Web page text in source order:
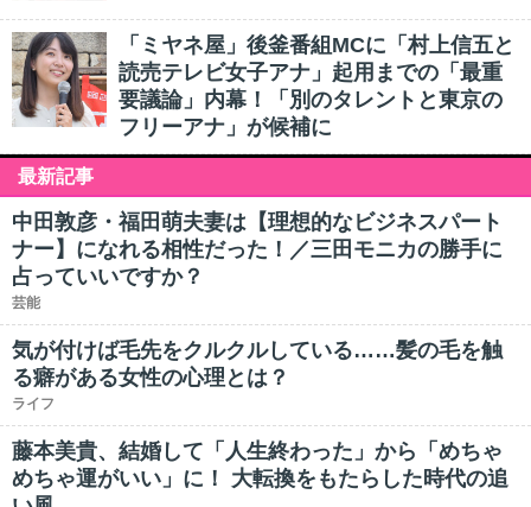
「ミヤネ屋」後釜番組MCに「村上信五と
読売テレビ女子アナ」起用までの「最重
要議論」内幕！「別のタレントと東京の
フリーアナ」が候補に
最新記事
中田敦彦・福田萌夫妻は【理想的なビジネスパート
ナー】になれる相性だった！／三田モニカの勝手に
占っていいですか？
芸能
気が付けば毛先をクルクルしている……髪の毛を触
る癖がある女性の心理とは？
ライフ
藤本美貴、結婚して「人生終わった」から「めちゃ
めちゃ運がいい」に！ 大転換をもたらした時代の追